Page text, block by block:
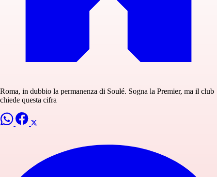
Roma, in dubbio la permanenza di Soulé. Sogna la Premier, ma il club
chiede questa cifra